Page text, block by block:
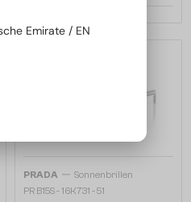
PRADA — Sonnenbrillen
PR B15S - 16K731 - 51
Emirate / EN